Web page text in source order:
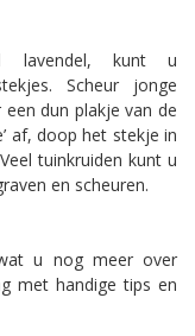
lavendel, kunt u
Scheur jonge
dun plakje van de
af, doop het stekje in
tuinkruiden kunt u
en scheuren.
u nog meer over
met handige tips en